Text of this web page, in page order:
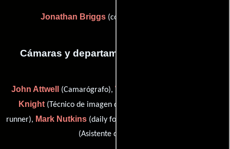
Jonathan Briggs(colorist / on-line editor)
Cámaras y departamento de electricidad
John Attwell (Camarógrafo), Wayne King
Knight(Técnico de imagen digital),
runner), Mark Nutkins(daily focus puller) y
(Asistente de cámara)